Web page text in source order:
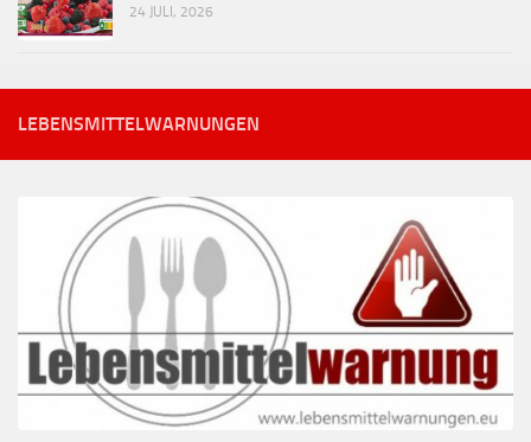
24 JULI, 2026
LEBENSMITTELWARNUNGEN